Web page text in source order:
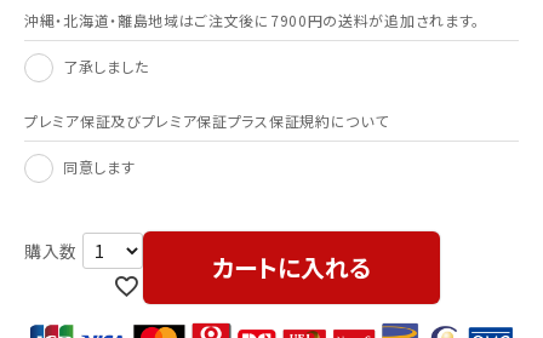
沖縄・北海道・離島地域はご注文後に7900円の送料が追加されます。
了承しました
プレミア保証及びプレミア保証プラス保証規約について
同意します
カートに入れる